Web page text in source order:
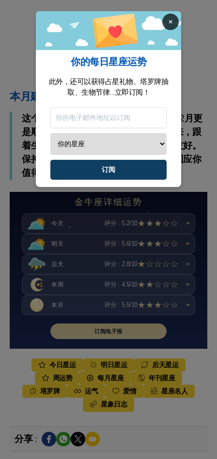
本月建议
这个月，喜欢与期待会一路向你靠近，12月更
是顺着你的方向走。把旧习惯慢慢收起来，跟
着生活的节奏往前推。这个月对你特别友好。
保持真实的自己，也要认真去迎接、去回应你
值得的那份等待与机会。
金牛座详细运势
今天 评分 : 5.2/10★★★☆☆ >
明天 评分 : 5.6/10★★★☆☆ >
后天 评分 : 2.8/10★☆☆☆☆ >
本周 评分 : 4.5/10★★☆☆☆ >
本月 评分 : 5.5/10★★★☆☆ >
订阅电子报
今日星运 明日星运
后天星运
周运势
每月星座
年刊星座
塔罗牌
运气 爱情
星座名人
星象日志
分享 :
×
你的每日星座运势
此外，还可以获得占星礼物、塔罗牌抽
取、生物节律...立即订阅！
订阅